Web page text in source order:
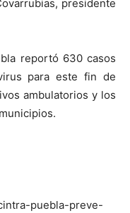
presidente
reportó 630 casos
para este fin de
ambulatorios y los
puebla-preve-